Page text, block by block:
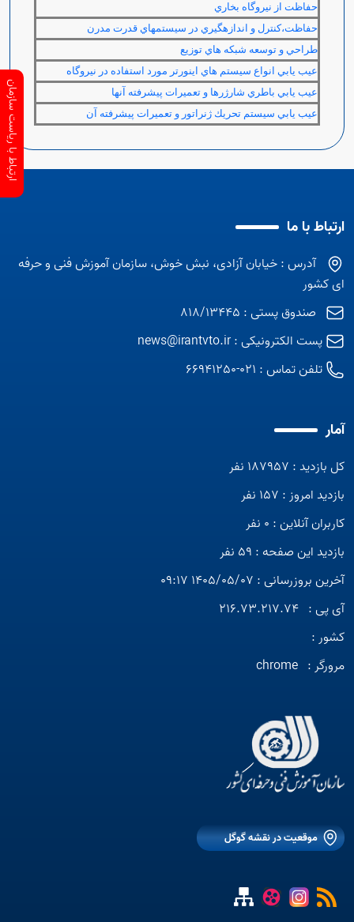
حفاظت‌ از نيروگاه‌ بخاري‌
حفاظت،کنترل و اندازه‏گيري در سيستم‏هاي قدرت مدرن
طراحي و توسعه شبكه هاي توزيع
عيب يابي انواع سيستم هاي اينورتر مورد استفاده در نيروگاه
عيب يابي باطري شارژرها و تعميرات پيشرفته آنها
عيب يابي سيستم تحريك ژنراتور و تعميرات ‌پيشرفته آن
ارتباط با ما
آدرس : خیابان آزادی، نبش خوش، سازمان آموزش فنی و حرفه
ای کشور
صندوق پستی : 818/13445
پست الکترونیکی :news@irantvto.ir
تلفن تماس : 021-66941250
آمار
کل بازدید : 187957 نفر
بازدید امروز : 157 نفر
کاربران آنلاین : 0 نفر
بازدید این صفحه : 59 نفر
آخرین بروزرسانی : 1405/05/07 09:17
آی پی : 216.73.217.74
کشور :
مرورگر : chrome
موقعیت در نقشه گوگل
ارتباط با ریاست سازمان